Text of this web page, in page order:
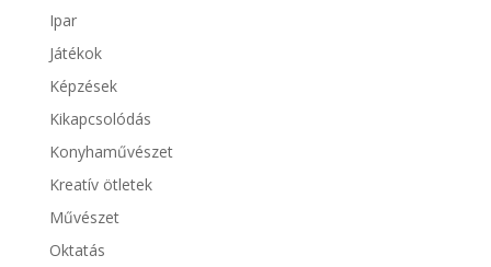
Ipar
Játékok
Képzések
Kikapcsolódás
Konyhaművészet
Kreatív ötletek
Művészet
Oktatás